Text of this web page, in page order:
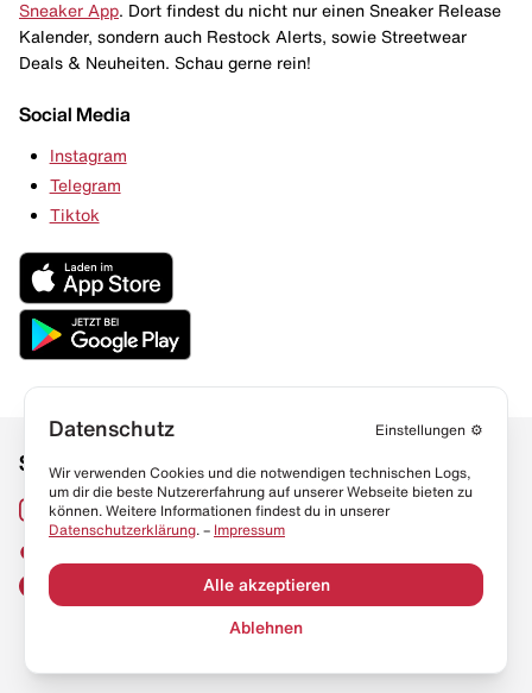
Sneaker App . Dort findest du nicht nur einen Sneaker Release
Kalender, sondern auch Restock Alerts, sowie Streetwear
Deals & Neuheiten. Schau gerne rein!
Social Media
Instagram
Telegram
Tiktok
Social Media
Instagram
Links
Sneaker Lexikon
Resell Guide
Datenschutz
Datenschutz Einstellungen ⚙️
Wir verwenden Cookies und die notwendigen technischen Logs,
um dir die beste Nutzererfahrung auf unserer Webseite bieten zu
können. Weitere Informationen findest du in unserer
Datenschutzerklärung. – Impressum
Alle akzeptieren
Ablehnen